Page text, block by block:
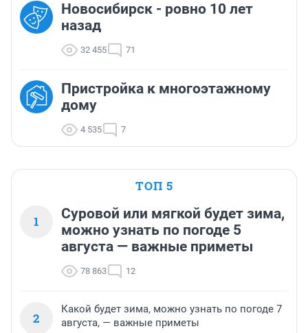
Новосибирск - ровно 10 лет
назад
32 455 71
Пристройка к многоэтажному
дому
4 535 7
ТОП 5
1
Суровой или мягкой будет зима,
можно узнать по погоде 5
августа — важные приметы
78 863 12
2
Какой будет зима, можно узнать по погоде 7
августа, — важные приметы